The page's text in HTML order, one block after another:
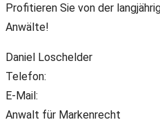
Profitieren Sie von der
Anwälte!
Daniel Loschelder
Telefon:
E-Mail:
Anwalt für Markenrecht